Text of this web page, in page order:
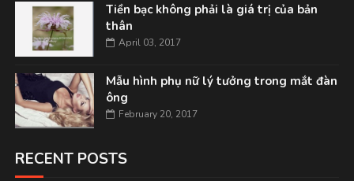
Tiền bạc không phải là giá trị của bản
thân
April 03, 2017
Mẫu hình phụ nữ lý tưởng trong mắt đàn
ông
February 20, 2017
RECENT POSTS